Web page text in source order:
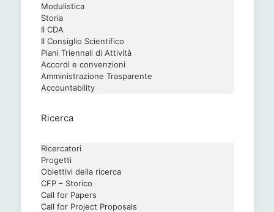
Modulistica
Storia
Il CDA
Il Consiglio Scientifico
Piani Triennali di Attività
Accordi e convenzioni
Amministrazione Trasparente
Accountability
Ricerca
Ricercatori
Progetti
Obiettivi della ricerca
CFP – Storico
Call for Papers
Call for Project Proposals